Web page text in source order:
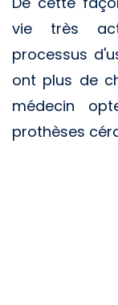
vie très
processus
ont plus de
médecin
prothèses